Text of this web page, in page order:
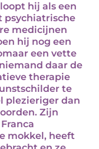
hij als een
psychiatrische
medicijnen
hij nog een
een vette
daar de
therapie
te
plezieriger dan
Zijn
mokkel, heeft